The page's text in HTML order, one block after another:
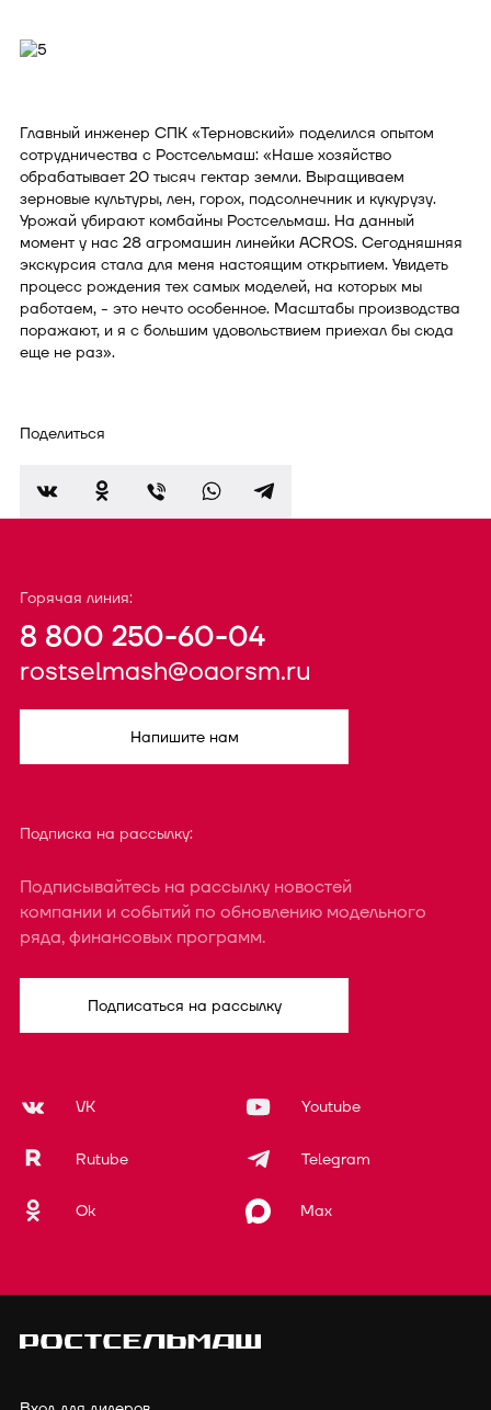
Главный инженер СПК «Терновский» поделился опытом
сотрудничества с Ростсельмаш: «Наше хозяйство
обрабатывает 20 тысяч гектар земли. Выращиваем
зерновые культуры, лен, горох, подсолнечник и кукурузу.
Урожай убирают комбайны Ростсельмаш. На данный
момент у нас 28 агромашин линейки ACROS. Сегодняшняя
экскурсия стала для меня настоящим открытием. Увидеть
процесс рождения тех самых моделей, на которых мы
работаем, - это нечто особенное. Масштабы производства
поражают, и я с большим удовольствием приехал бы сюда
еще не раз».
Поделиться
Горячая линия:
8 800 250-60-04
rostselmash@oaorsm.ru
Напишите нам
Подписка на рассылку:
Подписывайтесь на рассылку новостей
компании и событий по обновлению модельного
ряда, финансовых программ.
Подписаться на рассылку
VK Youtube
Rutube Telegram
Ok Max